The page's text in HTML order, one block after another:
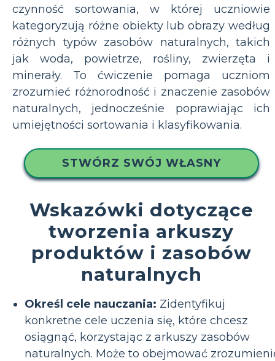
czynność sortowania, w której uczniowie
kategoryzują różne obiekty lub obrazy według
różnych typów zasobów naturalnych, takich
jak woda, powietrze, rośliny, zwierzęta i
minerały. To ćwiczenie pomaga uczniom
zrozumieć różnorodność i znaczenie zasobów
naturalnych, jednocześnie poprawiając ich
umiejętności sortowania i klasyfikowania.
STWÓRZ SWÓJ WŁASNY
Wskazówki dotyczące
tworzenia arkuszy
produktów i zasobów
naturalnych
Określ cele nauczania: Zidentyfikuj
konkretne cele uczenia się, które chcesz
osiągnąć, korzystając z arkuszy zasobów
naturalnych. Może to obejmować